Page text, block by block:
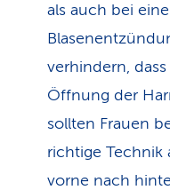
als auch bei
verhindern,
Öffnung der
sollten Frauen
richtige
vorne nach